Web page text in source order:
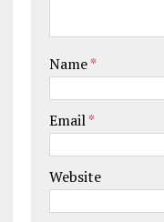
Name*
Email*
Website